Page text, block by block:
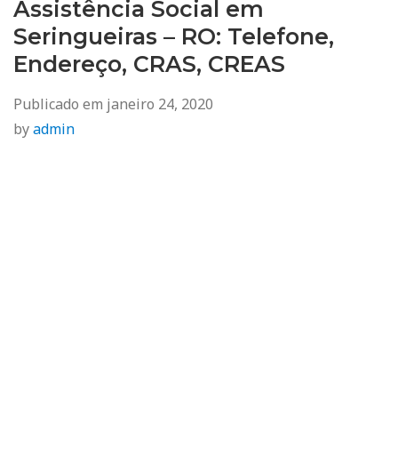
Assistência Social em
Seringueiras – RO: Telefone,
Endereço, CRAS, CREAS
Publicado em janeiro 24, 2020
byadmin